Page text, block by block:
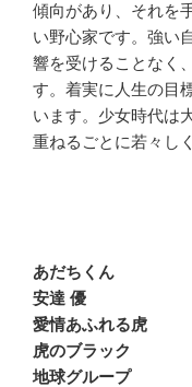
傾向があり、それを
い野心家です。強い
響を受けることなく
す。着実に人生の目
います。少女時代は
重ねるごとに若々し
あだちくん
安達 優
愛情あふれる虎
虎のブラック
地球グループ